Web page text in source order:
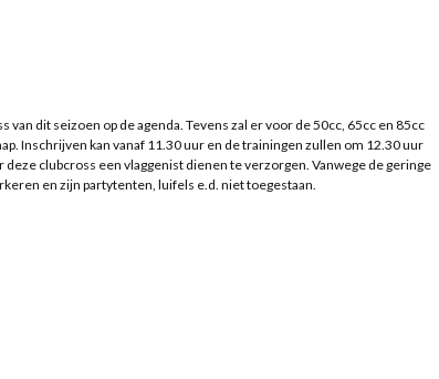
van dit seizoen op de agenda. Tevens zal er voor de 50cc, 65cc en 85cc
Inschrijven kan vanaf 11.30 uur en de trainingen zullen om 12.30 uur
clubcross een vlaggenist dienen te verzorgen. Vanwege de geringe
en zijn partytenten, luifels e.d. niet toegestaan.